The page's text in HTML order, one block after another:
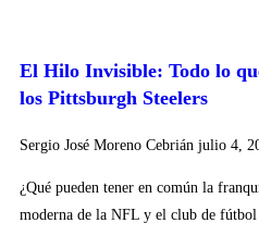
El Hilo Invisible: Todo lo
los Pittsburgh Steelers
Sergio José Moreno Cebrián julio 4,
¿Qué pueden tener en común la
moderna de la NFL y el club de fútbol